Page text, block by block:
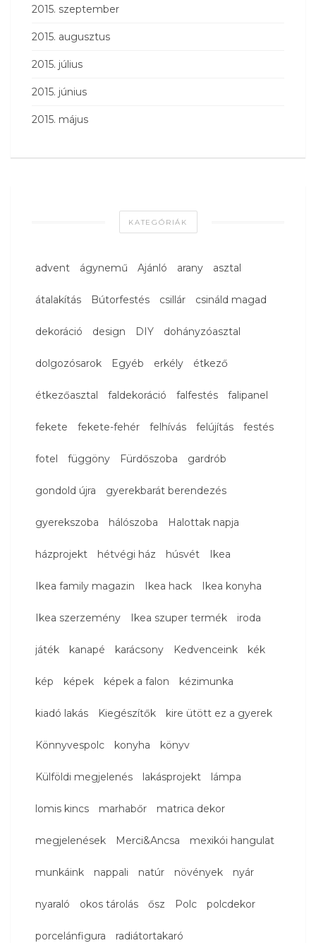
2015. szeptember
2015. augusztus
2015. július
2015. június
2015. május
KATEGÓRIÁK
advent ágynemű Ajánló arany asztal
átalakítás Bútorfestés csillár csináld magad
dekoráció design DIY dohányzóasztal
dolgozósarok Egyéb erkély étkező
étkezőasztal faldekoráció falfestés falipanel
fekete fekete-fehér felhívás felújítás festés
fotel függöny Fürdőszoba gardrób
gondold újra gyerekbarát berendezés
gyerekszoba hálószoba Halottak napja
házprojekt hétvégi ház húsvét Ikea
Ikea family magazin Ikea hack Ikea konyha
Ikea szerzemény Ikea szuper termék iroda
játék kanapé karácsony Kedvenceink kék
kép képek képek a falon kézimunka
kiadó lakás Kiegészítők kire ütött ez a gyerek
Könnyvespolc konyha könyv
Külföldi megjelenés lakásprojekt lámpa
lomis kincs marhabőr matrica dekor
megjelenések Merci&Ancsa mexikói hangulat
munkáink nappali natúr növények nyár
nyaraló okos tárolás ősz Polc polcdekor
porcelánfigura radiátortakaró